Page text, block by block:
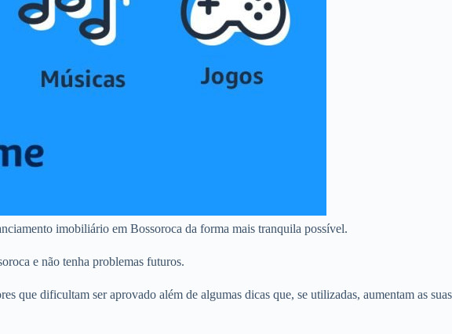
imobiliário em Bossoroca da forma mais tranquila possível.
e não tenha problemas futuros.
que dificultam ser aprovado além de algumas dicas que, se utilizadas, aumentam as suas